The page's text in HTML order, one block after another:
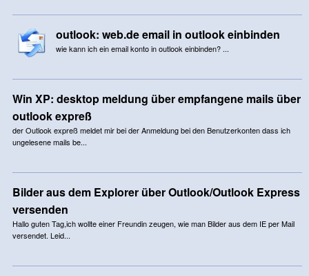
outlook: web.de email in outlook einbinden
wie kann ich ein email konto in outlook einbinden? ...
Win XP: desktop meldung über empfangene mails über
outlook expreß
der Outlook expreß meldet mir bei der Anmeldung bei den Benutzerkonten dass ich
ungelesene mails be...
Bilder aus dem Explorer über Outlook/Outlook Express
versenden
Hallo guten Tag,ich wollte einer Freundin zeugen, wie man Bilder aus dem IE per Mail
versendet. Leid...